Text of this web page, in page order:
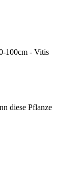
100cm - Vitis
diese Pflanze